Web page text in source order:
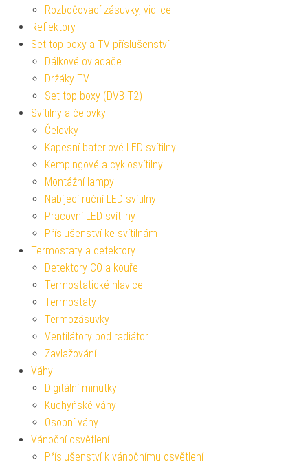
Rozbočovací zásuvky, vidlice
Reflektory
Set top boxy a TV příslušenství
Dálkové ovladače
Držáky TV
Set top boxy (DVB-T2)
Svítilny a čelovky
Čelovky
Kapesní bateriové LED svítilny
Kempingové a cyklosvítilny
Montážní lampy
Nabíjecí ruční LED svítilny
Pracovní LED svítilny
Příslušenství ke svítilnám
Termostaty a detektory
Detektory CO a kouře
Termostatické hlavice
Termostaty
Termozásuvky
Ventilátory pod radiátor
Zavlažování
Váhy
Digitální minutky
Kuchyňské váhy
Osobní váhy
Vánoční osvětlení
Příslušenství k vánočnímu osvětlení